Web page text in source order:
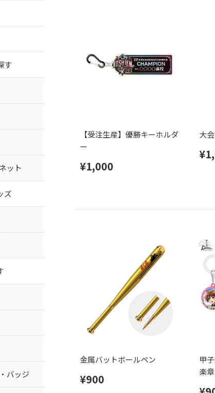
す
ット
ズ
バッジ
【受注生産】優勝キーホルダ
ー
¥1,000
大
金属バットボールペン
¥900
甲
楽